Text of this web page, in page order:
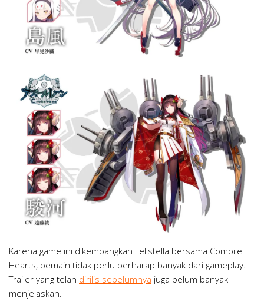
Karena game ini dikembangkan Felistella bersama Compile
Hearts, pemain tidak perlu berharap banyak dari gameplay.
Trailer yang telah dirilis sebelumnya juga belum banyak
menjelaskan.